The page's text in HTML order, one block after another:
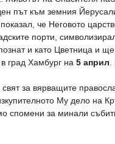
път към земния
че Неговото
порти,
и като Цветница и
град Хамбург на 5 април
за вярващите
Му дело на
спомени за минали